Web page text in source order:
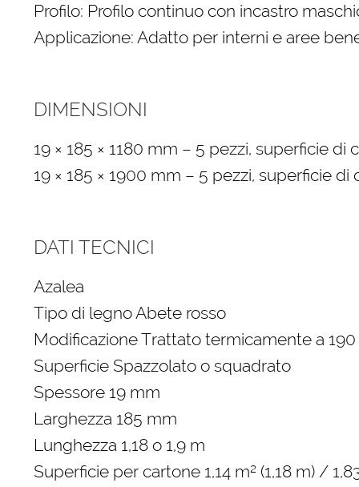
Profilo: Profilo continuo con incastro
Applicazione: Adatto per interni e aree
DIMENSIONI
19 × 185 × 1180 mm – 5 pezzi, superficie di
19 × 185 × 1900 mm – 5 pezzi, superficie di
DATI TECNICI
Azalea
Tipo di legno Abete rosso
Modificazione Trattato termicamente a 190
Superficie Spazzolato o squadrato
Spessore 19 mm
Larghezza 185 mm
Lunghezza 1,18 o 1,9 m
Superficie per cartone 1,14 m² (1,18 m) /